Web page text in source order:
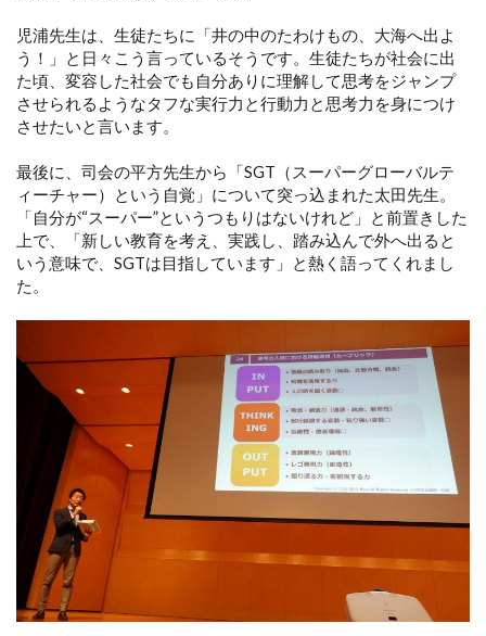
児浦先生は、生徒たちに「井の中のたわけもの、大海へ出よ
う！」と日々こう言っているそうです。生徒たちが社会に出
た頃、変容した社会でも自分ありに理解して思考をジャンプ
させられるようなタフな実行力と行動力と思考力を身につけ
させたいと言います。
最後に、司会の平方先生から「SGT（スーパーグローバルテ
ィーチャー）という自覚」について突っ込まれた太田先生。
「自分が“スーパー”というつもりはないけれど」と前置きした
上で、「新しい教育を考え、実践し、踏み込んで外へ出ると
いう意味で、SGTは目指しています」と熱く語ってくれまし
た。